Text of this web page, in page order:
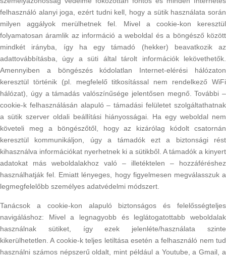
felhasználó alanyi joga, ezért tudni kell, hogy a sütik használata során
milyen aggályok merülhetnek fel. Mivel a cookie-kon keresztül
folyamatosan áramlik az információ a weboldal és a böngésző között
mindkét irányba, így ha egy támadó (hekker) beavatkozik az
adattovábbításba, úgy a süti által tárolt információk lekövethetők.
Amennyiben a böngészés kódolatlan Internet-elérési hálózaton
keresztül történik (pl. megfelelő titkosítással nem rendelkező WiFi
hálózat), úgy a támadás valószínűsége jelentősen megnő. További –
cookie-k felhasználásán alapuló – támadási felületet szolgáltathatnak
a sütik szerver oldali beállítási hiányosságai. Ha egy weboldal nem
követeli meg a böngészőtől, hogy az kizárólag kódolt csatornán
keresztül kommunikáljon, úgy a támadók ezt a biztonsági rést
kihasználva információkat nyerhetnek ki a sütikből. A támadók a kinyert
adatokat más weboldalakhoz való – illetéktelen – hozzáféréshez
használhatják fel. Emiatt lényeges, hogy figyelmesen megválasszuk a
legmegfelelőbb személyes adatvédelmi módszert.
Tanácsok a cookie-kon alapuló biztonságos és felelősségteljes
navigáláshoz: Mivel a legnagyobb és leglátogatottabb weboldalak
használnak sütiket, így ezek jelenléte/használata szinte
kikerülhetetlen. A cookie-k teljes letiltása esetén a felhasználó nem tud
használni számos népszerű oldalt, mint például a Youtube, a Gmail, a